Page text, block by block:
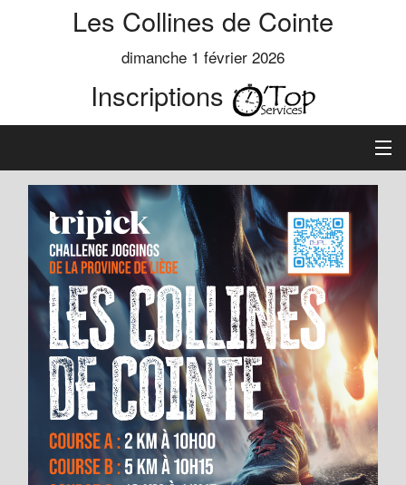
Les Collines de Cointe
dimanche 1 février 2026
Inscriptions
Accueil
Informations
Règlement
Inscription
Classements
Aide